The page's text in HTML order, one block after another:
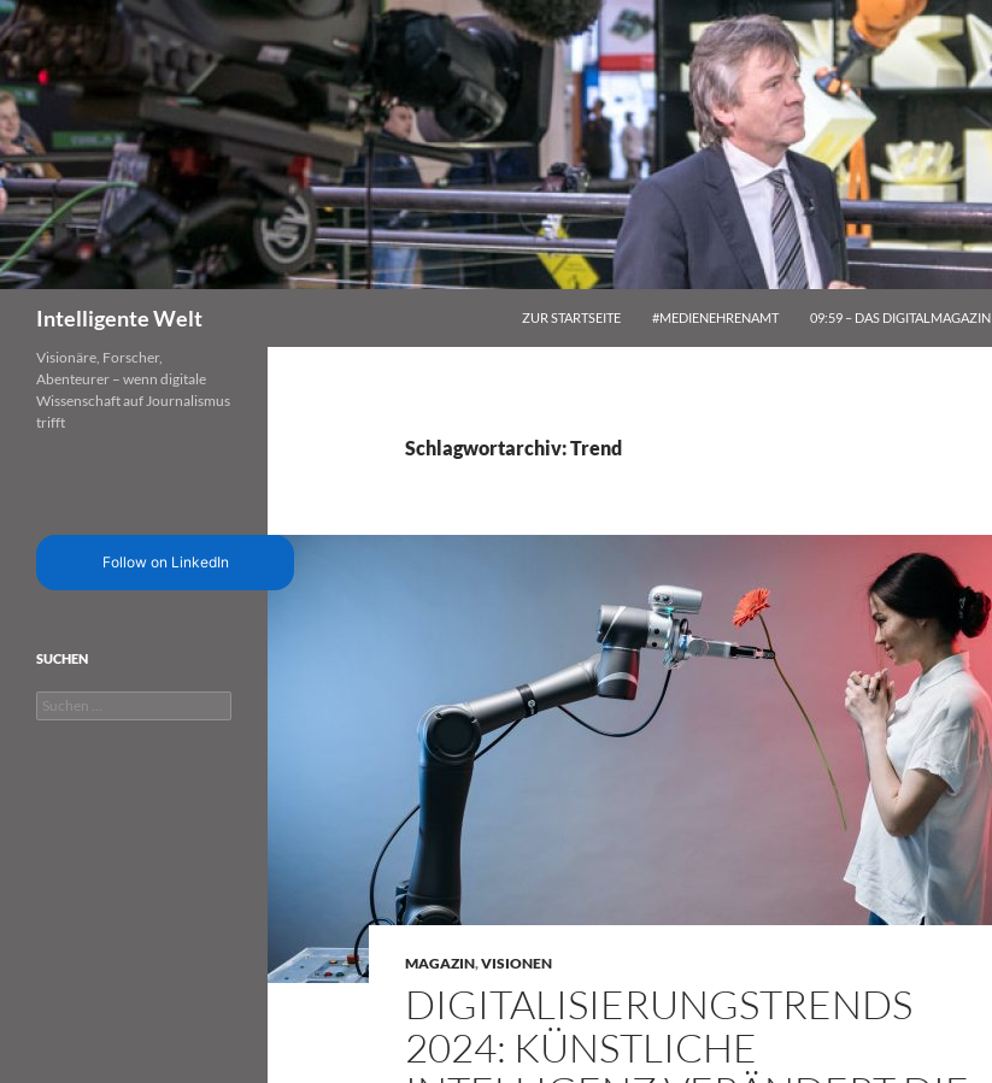
Zum
Inhalt
springen
Intelligente Welt ZUR STARTSEITE #MEDIENEHRENAMT 09:59 – DAS DIGITALMAGAZIN
Schlagwortarchiv: Trend
MAGAZIN,VISIONEN
DIGITALISIERUNGSTRENDS
2024: KÜNSTLICHE
Visionäre, Forscher,
Abenteurer – wenn digitale
Wissenschaft auf Journalismus
trifft
Follow on LinkedIn
SUCHEN
Suchen
nach: